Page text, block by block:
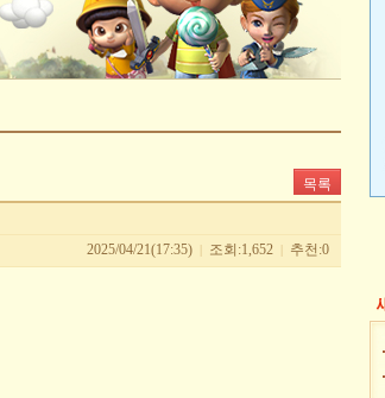
목록
2025/04/21(17:35) | 조회:1,652 | 추천:0